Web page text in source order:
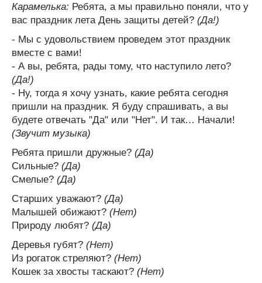
Карамелька: Ребята, а мы правильно поняли, что у
вас праздник лета День защиты детей? (Да!)
- Мы с удовольствием проведем этот праздник
вместе с вами!
- А вы, ребята, рады тому, что наступило лето?
(Да!)
- Ну, тогда я хочу узнать, какие ребята сегодня
пришли на праздник. Я буду спрашивать, а вы
будете отвечать "Да" или "Нет". И так… Начали!
(Звучит музыка)
Ребята пришли дружные? (Да)
Сильные? (Да)
Смелые? (Да)
Старших уважают? (Да)
Малышей обижают? (Нет)
Природу любят? (Да)
Деревья губят? (Нет)
Из рогаток стреляют? (Нет)
Кошек за хвосты таскают? (Нет)